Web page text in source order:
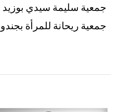
جمعية سليمة سيدي
جمعية ريحانة للمرأة